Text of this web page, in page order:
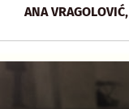
ANA VRAGOLOVIĆ,